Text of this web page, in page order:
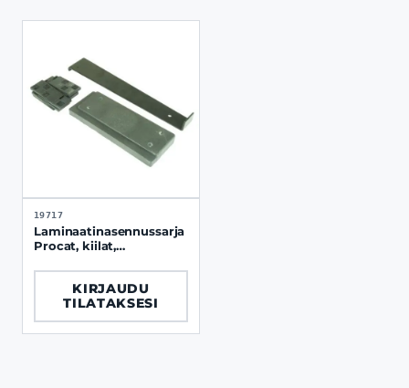
19717
Laminaatinasennussarja
Procat, kiilat,
KIRJAUDU
TILATAKSESI